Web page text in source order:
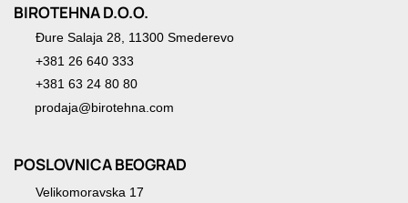
BIROTEHNA D.O.O.
Đure Salaja 28, 11300 Smederevo
+381 26 640 333
+381 63 24 80 80
prodaja@birotehna.com
POSLOVNICA BEOGRAD
Velikomoravska 17